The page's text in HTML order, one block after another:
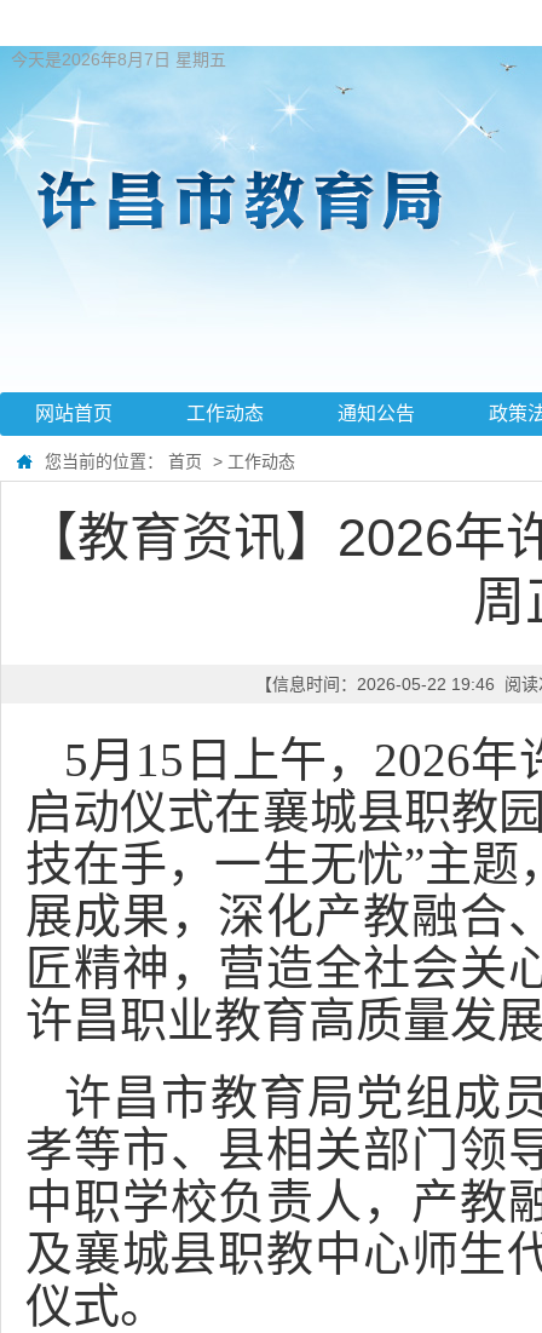
今天是2026年8月7日 星期五
网站首页 工作动态 通知公告 政策
您当前的位置： 首页 > 工作动态
【教育资讯】2026
周
【信息时间：2026-05-22 19:46 阅
5月15日上午，2026
启动仪式在襄城县职教
技在手，一生无忧”主
展成果，深化产教融合
匠精神，营造全社会关
许昌职业教育高质量发
许昌市教育局党组成
孝等市、县相关部门领
中职学校负责人，产教
及襄城县职教中心师生
仪式。